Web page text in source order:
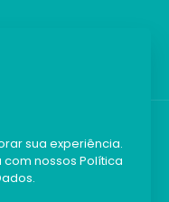
reservados.
sua experiência.
com nossos Política
.